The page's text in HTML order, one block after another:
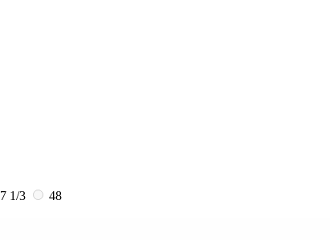
1/3
48